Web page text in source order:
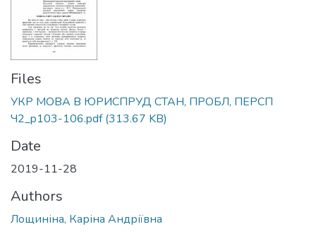
Files
УКР МОВА В ЮРИСПРУД СТАН, ПРОБЛ, ПЕРСП
Ч2_p103-106.pdf(313.67 KB)
Date
2019-11-28
Authors
Лощиніна, Каріна Андріївна